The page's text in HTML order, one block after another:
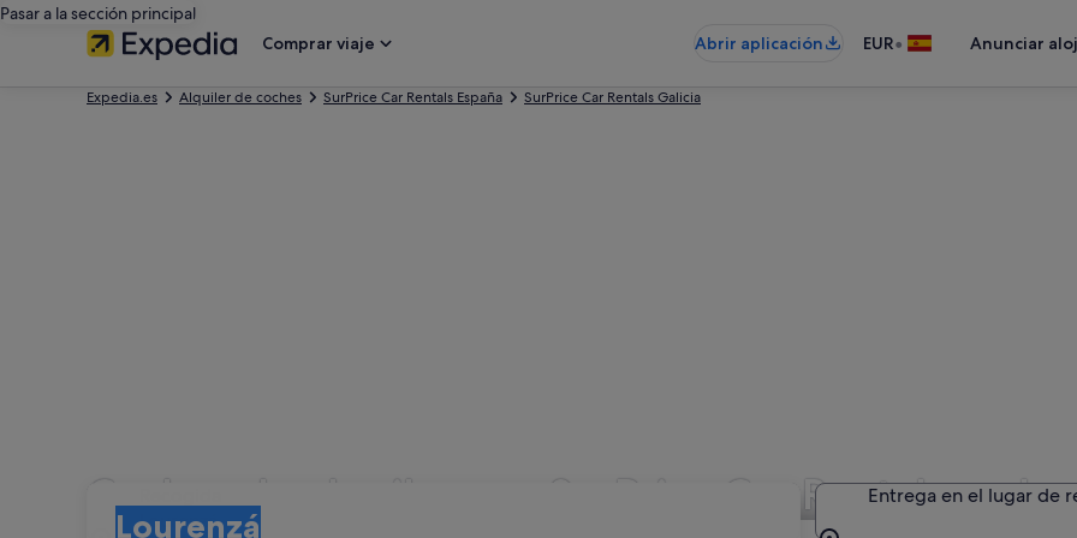
Pasar a la sección principal
Comprar viaje
Abrir aplicación EUR• Anunciar
Expedia.es Alquiler de coches SurPrice Car Rentals España SurPrice Car Rentals Galicia
Coches de alquiler con SurPrice Car Rentals en
Lourenzá
Entrega en el lugar de